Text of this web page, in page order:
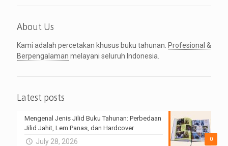
About Us
Kami adalah percetakan khusus buku tahunan. Profesional &
Berpengalaman melayani seluruh Indonesia.
Latest posts
0
Mengenal Jenis Jilid Buku Tahunan: Perbedaan
Jilid Jahit, Lem Panas, dan Hardcover
July 28, 2026